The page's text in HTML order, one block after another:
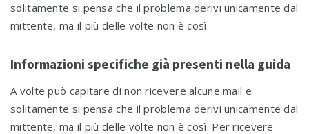
solitamente si pensa che il problema derivi unicamente dal
mittente, ma il più delle volte non è così.
Informazioni specifiche già presenti nella guida
A volte può capitare di non ricevere alcune mail e
solitamente si pensa che il problema derivi unicamente dal
mittente, ma il più delle volte non è così. Per ricevere